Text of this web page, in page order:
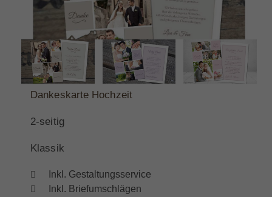
Dankeskarte Hochzeit
2-seitig
Klassik
Inkl. Gestaltungsservice
Inkl. Briefumschlägen